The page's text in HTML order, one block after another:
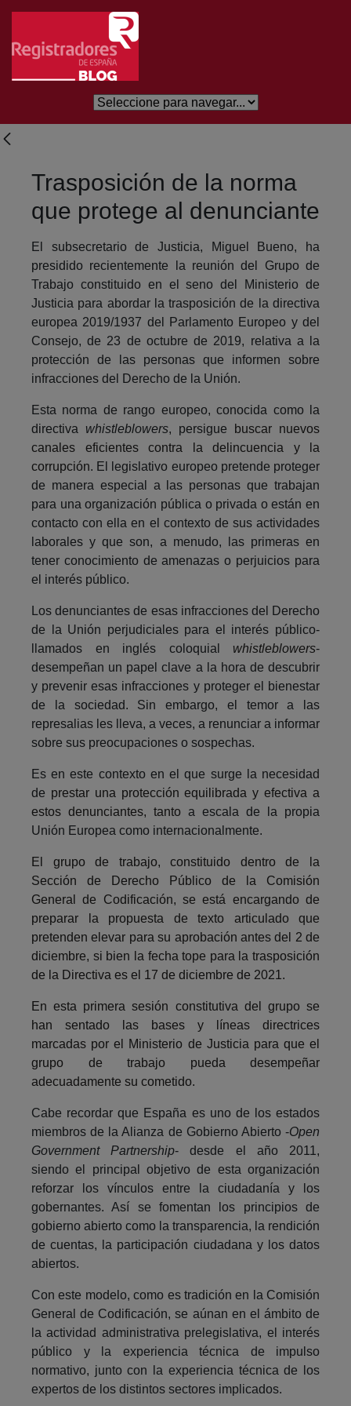
Skip to Main Content
Trasposición de la norma
que protege al denunciante
El subsecretario de Justicia, Miguel Bueno, ha
presidido recientemente la reunión del Grupo de
Trabajo constituido en el seno del Ministerio de
Justicia para abordar la trasposición de la directiva
europea 2019/1937 del Parlamento Europeo y del
Consejo, de 23 de octubre de 2019, relativa a la
protección de las personas que informen sobre
infracciones del Derecho de la Unión.
Esta norma de rango europeo, conocida como la
directiva whistleblowers, persigue
buscar nuevos
canales eficientes contra la delincuencia y la
corrupción. El legislativo europeo pretende proteger
de manera especial a las personas que trabajan
para una organización pública o privada o están en
contacto con ella en el contexto de sus actividades
laborales y que son, a menudo, las primeras en
tener conocimiento de amenazas o perjuicios para
el interés público.
Los denunciantes de esas infracciones del Derecho
de la Unión perjudiciales para el interés público-
llamados en inglés coloquial whistleblowers-
desempeñan un papel clave a la hora de descubrir
y prevenir esas infracciones y proteger el bienestar
de la sociedad. Sin embargo, el temor a las
represalias les lleva, a veces, a renunciar a informar
sobre sus preocupaciones o sospechas.
Es en este contexto en el que surge la necesidad
de prestar una protección equilibrada y efectiva a
estos denunciantes, tanto a escala de la propia
Unión Europea como internacionalmente.
El grupo de trabajo, constituido dentro de la
Sección de Derecho Público de la Comisión
General de Codificación, se está encargando de
preparar la propuesta de texto articulado que
pretenden elevar para su aprobación antes del 2 de
diciembre, si bien la fecha tope para la trasposición
de la Directiva es el 17 de diciembre de 2021.
En esta primera sesión constitutiva del grupo se
han sentado las bases y líneas directrices
marcadas por el Ministerio de Justicia para que el
grupo de trabajo pueda desempeñar
adecuadamente su cometido.
Cabe recordar que España es uno de los estados
miembros de la Alianza de Gobierno Abierto -Open
Government Partnership- desde el año 2011,
siendo el principal objetivo de esta organización
reforzar los vínculos entre la ciudadanía y los
gobernantes. Así se fomentan los principios de
gobierno abierto como la transparencia, la rendición
de cuentas, la participación ciudadana y los datos
abiertos.
Con este modelo, como es tradición en la Comisión
General de Codificación, se aúnan en el ámbito de
la actividad administrativa prelegislativa, el interés
público y la experiencia técnica de impulso
normativo, junto con la experiencia técnica de los
expertos de los distintos sectores implicados.